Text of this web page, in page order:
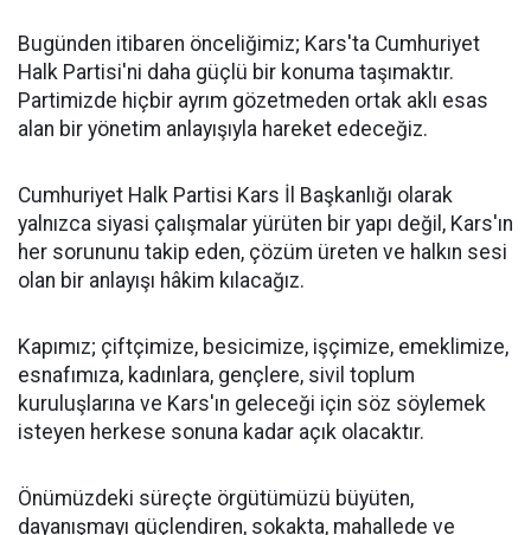
Bugünden itibaren önceliğimiz; Kars'ta Cumhuriyet
Halk Partisi'ni daha güçlü bir konuma taşımaktır.
Partimizde hiçbir ayrım gözetmeden ortak aklı esas
alan bir yönetim anlayışıyla hareket edeceğiz.
Cumhuriyet Halk Partisi Kars İl Başkanlığı olarak
yalnızca siyasi çalışmalar yürüten bir yapı değil, Kars'ın
her sorununu takip eden, çözüm üreten ve halkın sesi
olan bir anlayışı hâkim kılacağız.
Kapımız; çiftçimize, besicimize, işçimize, emeklimize,
esnafımıza, kadınlara, gençlere, sivil toplum
kuruluşlarına ve Kars'ın geleceği için söz söylemek
isteyen herkese sonuna kadar açık olacaktır.
Önümüzdeki süreçte örgütümüzü büyüten,
dayanışmayı güçlendiren, sokakta, mahallede ve